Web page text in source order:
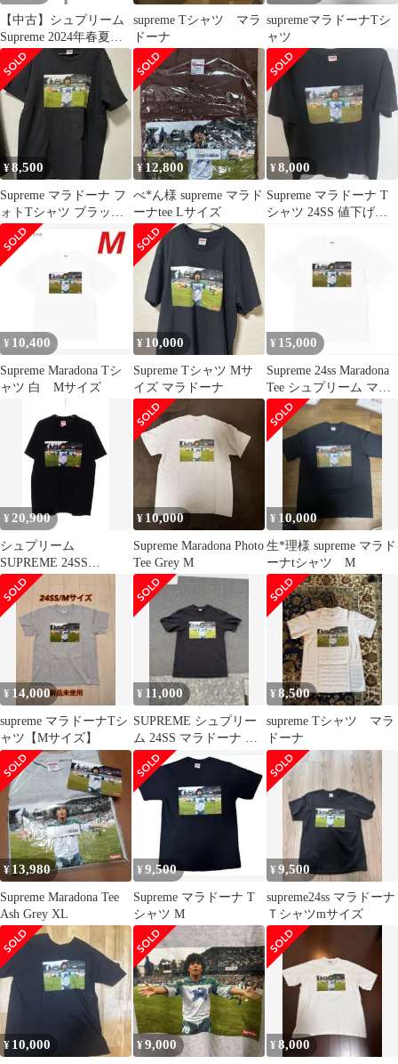
【中古】シュプリーム
Supreme 2024年春夏
Maradona Tee 半袖Ｔシ
ャツ アッシュグレー
【サイズXL】【メン
ズ】
supreme Tシャツ マラ
ドーナ
supremeマラドーナTシ
ャツ
¥8,500
Supreme マラドーナ フ
ォトTシャツ ブラック
Mサイズ
¥12,800
べ*ん様 supreme マラド
ーナtee Lサイズ
¥8,000
Supreme マラドーナ T
シャツ 24SS 値下げ交
¥ 10,400
Supreme Maradona Tシ
ャツ 白 Mサイズ
¥ 10,000
Supreme Tシャツ Mサ
イズ マラドーナ
¥ 15,000
Supreme 24ss Maradona
Tee シュプリーム マラ
ドーナ
¥ 20,900
シュプリーム
SUPREME 24SS
MARADONA TEE
BLACK S マラドーナ T
シャツ 半袖 ブラック
黒 フォトT 【ブランド
古着ベクトル】【中
古】☆AA★260604
¥ 10,000
Supreme Maradona Photo
Tee Grey M
¥ 10,000
生*理様 supreme マラド
ーナtシャツ M
¥ 14,000
supreme マラドーナTシ
ャツ【Mサイズ】
¥ 11,000
SUPREME シュプリー
ム 24SS マラドーナ T
シャツ Sサイズ
¥8,500
supreme Tシャツ マラ
ドーナ
¥ 13,980
Supreme Maradona Tee
Ash Grey XL
¥ 9,500
Supreme マラドーナ T
シャツ M
¥9,500
supreme24ss マラドーナ
Ｔシャツmサイズ
¥ 10,000 ¥9,000 ¥8,000